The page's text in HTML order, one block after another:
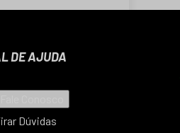
DE AJUDA
Dúvidas